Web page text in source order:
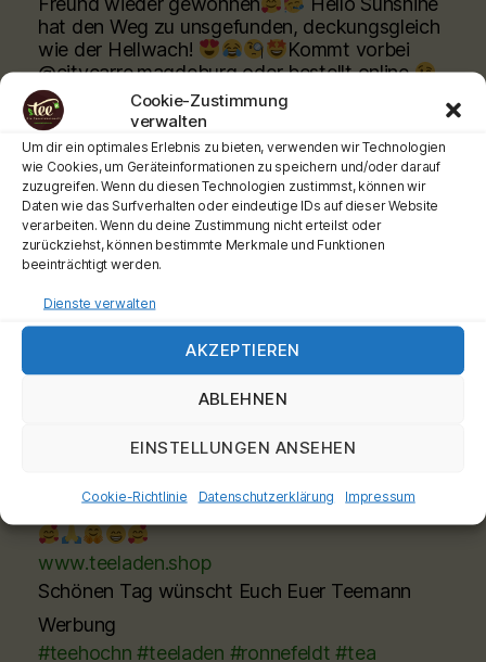
Cookie-Zustimmung
verwalten
Um dir ein optimales Erlebnis zu bieten, verwenden wir Technologien
wie Cookies, um Geräteinformationen zu speichern und/oder darauf
zuzugreifen. Wenn du diesen Technologien zustimmst, können wir
Daten wie das Surfverhalten oder eindeutige IDs auf dieser Website
verarbeiten. Wenn du deine Zustimmung nicht erteilst oder
zurückziehst, können bestimmte Merkmale und Funktionen
beeinträchtigt werden.
Dienste verwalten
AKZEPTIEREN
ABLEHNEN
EINSTELLUNGEN ANSEHEN
Cookie-Richtlinie Datenschutzerklärung Impressum
hat den Weg zu unsgefunden, deckungsgleich
wie der Hellwach!
Kommt vorbei
@citycarre.magdeburg oder bestellt online
www.teeladen.shop
Schönen Tag wünscht Euch Euer Teemann
Werbung
#teehochn #teeladen #ronnefeldt
Video
is at City Carré Magdeburg.
2 months ago
eingetroffen Unsere #shinchaSorten sind jetzt
allllleeee daaaaaa. Und die Preise sind gleich
@citycarre.magdeburg oder bestellt online
www.teeladen.shop
Schönen Tag wünscht Euch Euer Teemann
Werbung
#teehochn #teeladen #ronnefeldt #tea